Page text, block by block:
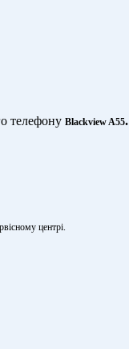
телефону Blackview A55.
центрі.